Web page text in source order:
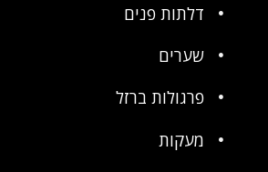
דלתות פנים
שערים
פרגולות ברזל
מעקות